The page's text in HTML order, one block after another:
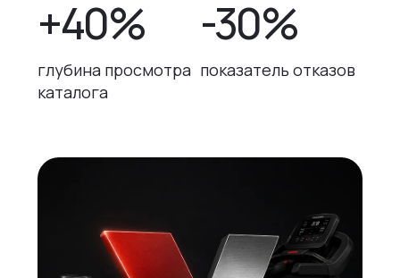
+40%
глубина просмотра
каталога
-30%
показатель отказов